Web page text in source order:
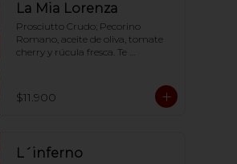
La Mia Lorenza
Prosciutto Crudo; Pecorino
Romano, aceite de oliva, tomate
cherry y rúcula fresca. Te
para que tome la crocancia
óptima ;)
$11.900
L´inferno